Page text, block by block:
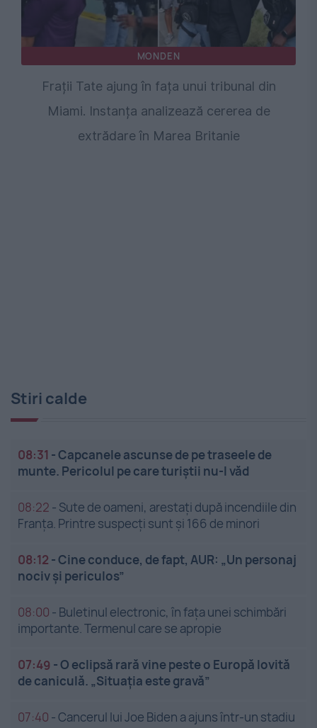
MONDEN
Frații Tate ajung în fața unui tribunal din
Miami. Instanța analizează cererea de
extrădare în Marea Britanie
Stiri calde
08:31 -Capcanele ascunse de pe traseele de
munte. Pericolul pe care turiștii nu-l văd
08:22 - Sute de oameni, arestați după incendiile din
Franța. Printre suspecți sunt și 166 de minori
08:12 -Cine conduce, de fapt, AUR: „Un personaj
nociv și periculos”
08:00 - Buletinul electronic, în fața unei schimbări
importante. Termenul care se apropie
07:49 -O eclipsă rară vine peste o Europă lovită
de caniculă. „Situația este gravă”
07:40 -Cancerul lui Joe Biden a ajuns într-un stadiu